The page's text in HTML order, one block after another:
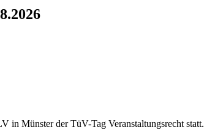
in Münster der TüV-Tag Veranstaltungsrecht statt.